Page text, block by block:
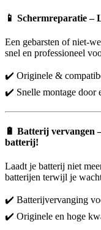
📱 Schermreparatie –
Een gebarsten of niet-
snel en professioneel
✔️ Originele &
✔️ Snelle montage door
🔋 Batterij vervangen
batterij!
Laadt je batterij niet
batterijen terwijl je
✔️ Batterijvervanging
✔️ Originele en hoge